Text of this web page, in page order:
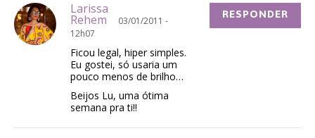
Larissa
Rehem
03/01/2011 -
12h07
Ficou legal, hiper simples.
Eu gostei, só usaria um
pouco menos de brilho…
Beijos Lu, uma ótima
semana pra ti!!
RESPONDER